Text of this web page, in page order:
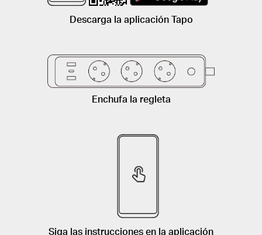
Descarga la aplicación Tapo
Enchufa la regleta
Siga las instrucciones en la aplicación